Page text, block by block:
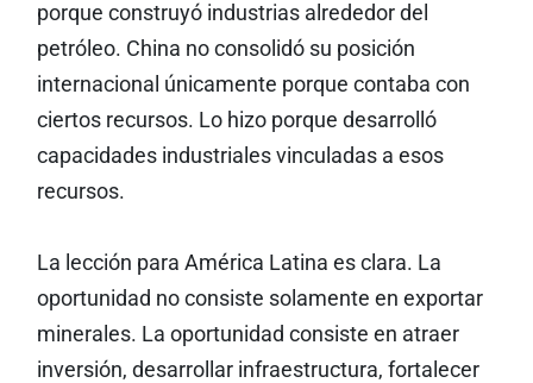
porque construyó industrias alrededor del
petróleo. China no consolidó su posición
internacional únicamente porque contaba con
ciertos recursos. Lo hizo porque desarrolló
capacidades industriales vinculadas a esos
recursos.
La lección para América Latina es clara. La
oportunidad no consiste solamente en exportar
minerales. La oportunidad consiste en atraer
inversión, desarrollar infraestructura, fortalecer